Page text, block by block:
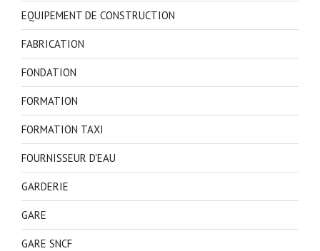
EQUIPEMENT DE CONSTRUCTION
FABRICATION
FONDATION
FORMATION
FORMATION TAXI
FOURNISSEUR D'EAU
GARDERIE
GARE
GARE SNCF